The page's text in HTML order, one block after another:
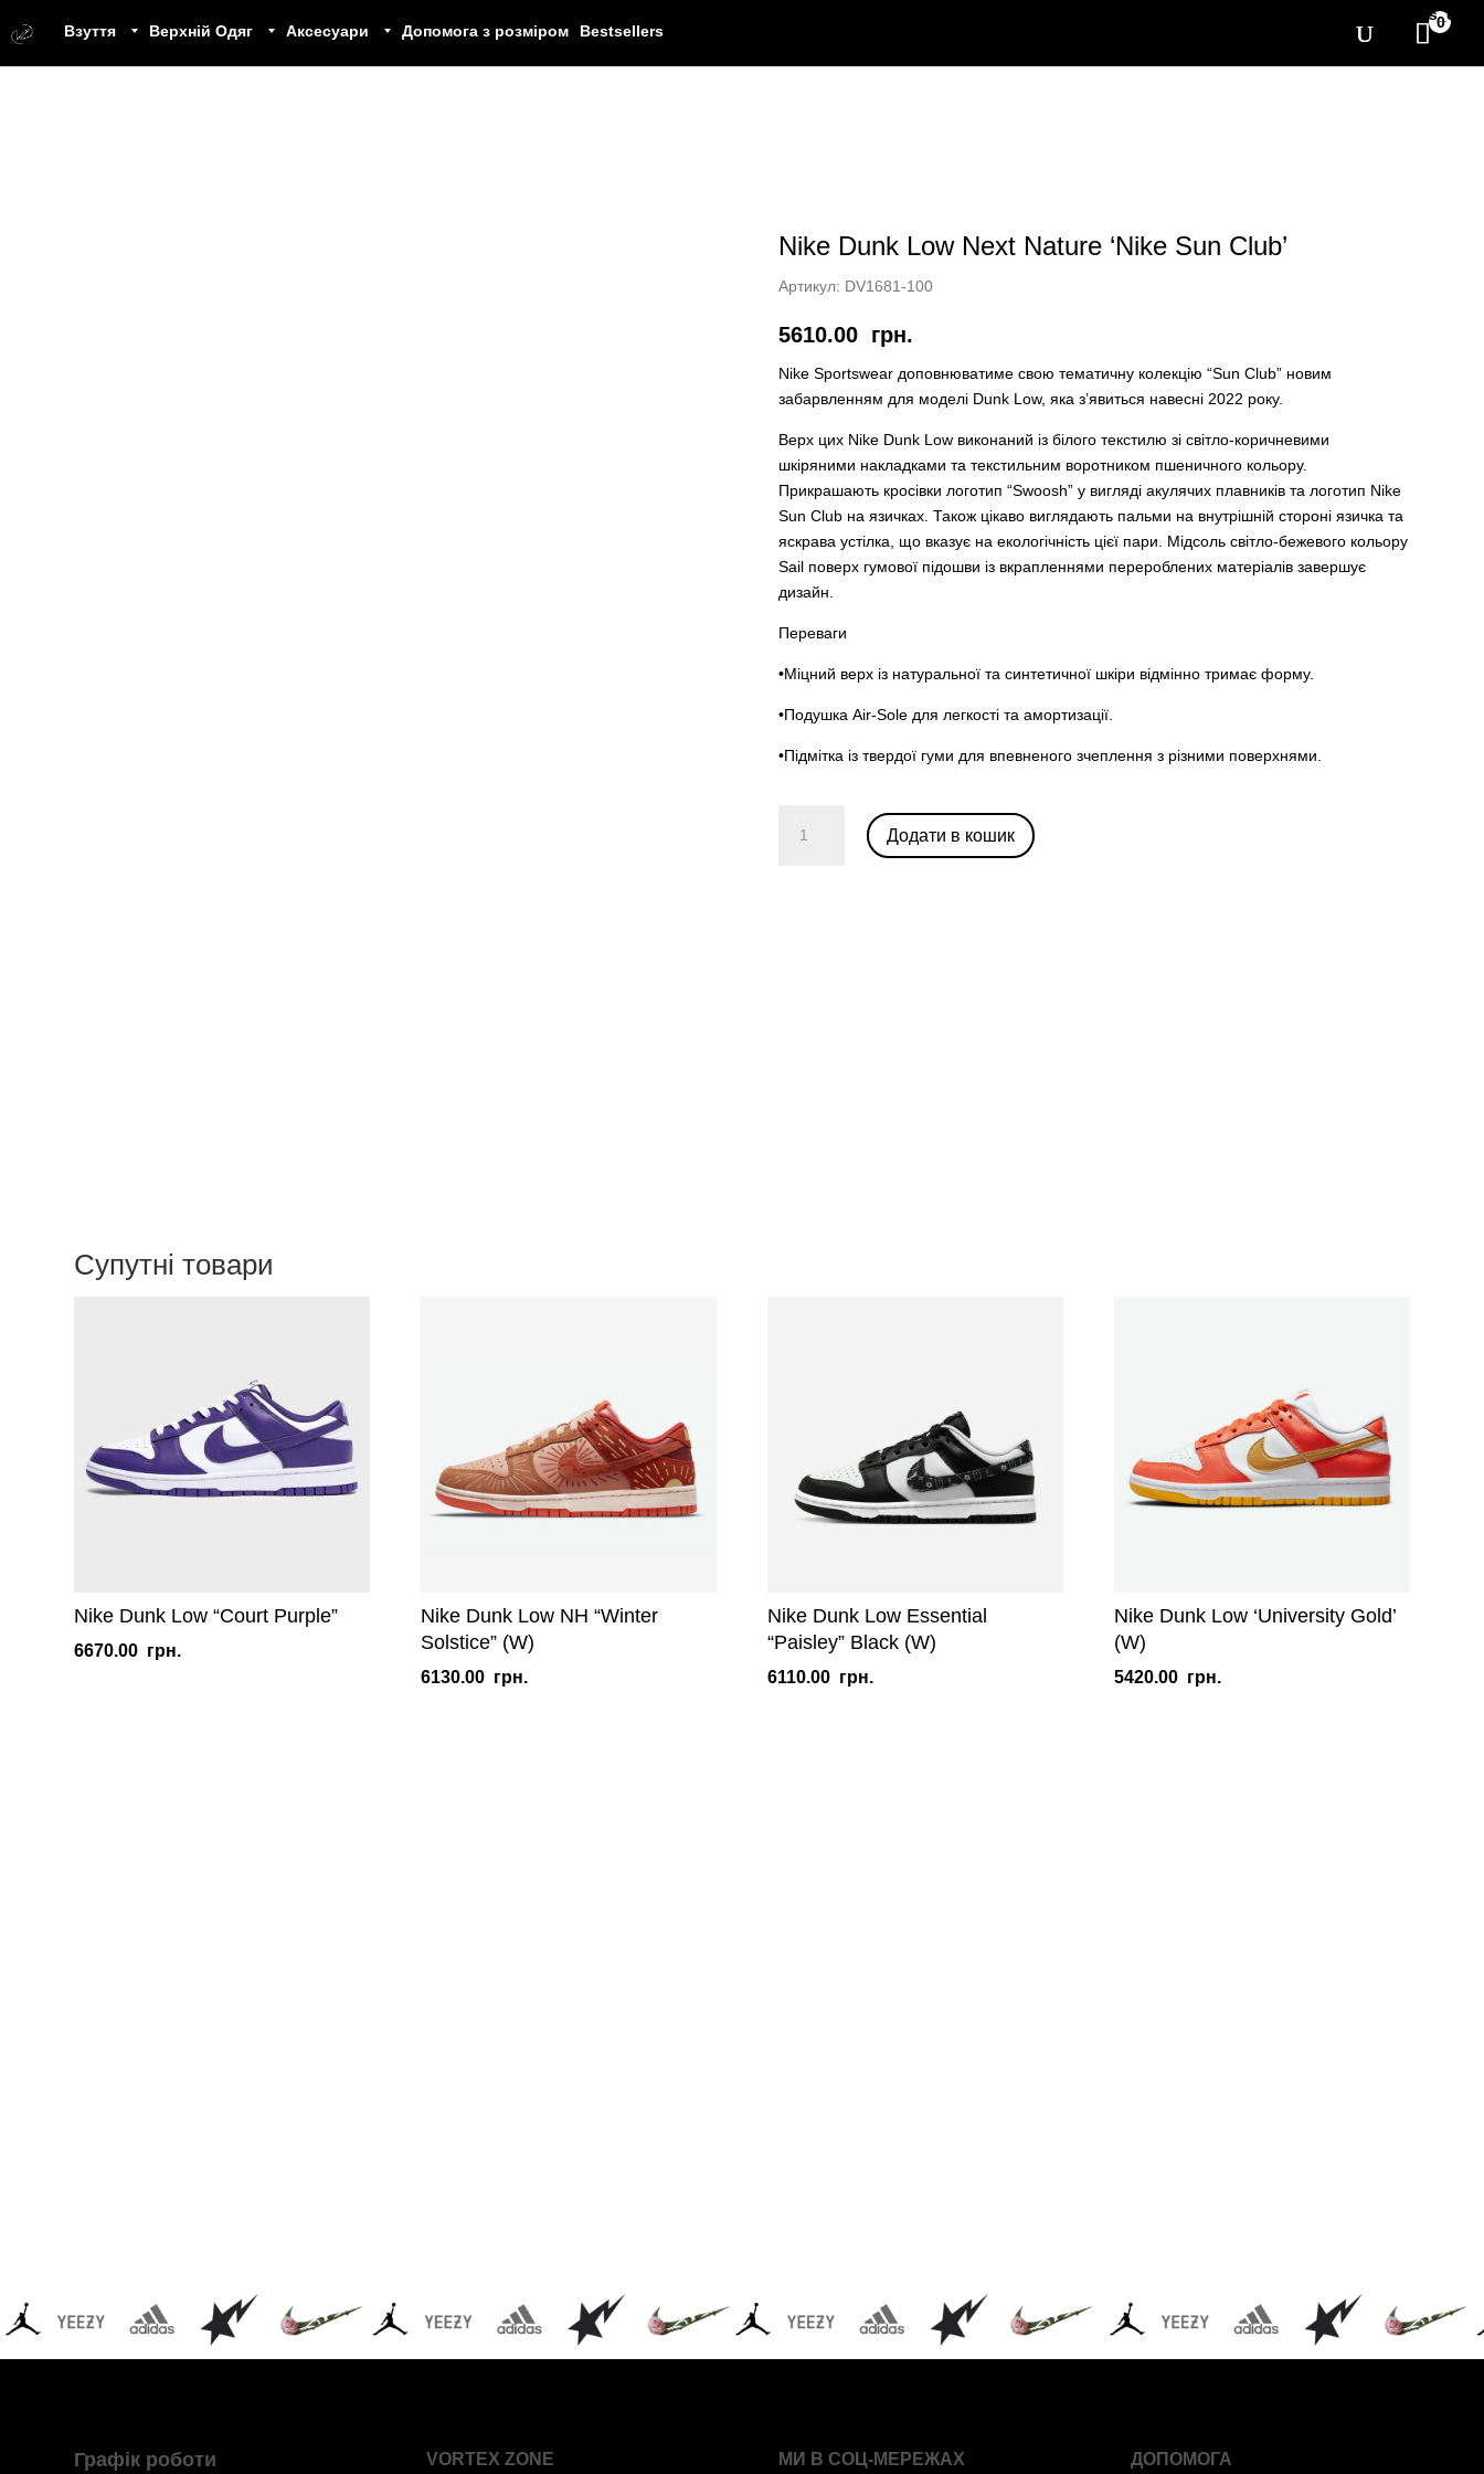
Взуття Верхній Одяг Аксесуари Допомога з розміром Bestsellers 0
Nike Dunk Low Next Nature ‘Nike Sun Club’
Артикул: DV1681-100
5610.00 грн.
Nike Sportswear доповнюватиме свою тематичну колекцію “Sun Club” новим
забарвленням для моделі Dunk Low, яка з’явиться навесні 2022 року.
Верх цих Nike Dunk Low виконаний із білого текстилю зі світло-коричневими
шкіряними накладками та текстильним воротником пшеничного кольору.
Прикрашають кросівки логотип “Swoosh” у вигляді акулячих плавників та логотип Nike
Sun Club на язичках. Також цікаво виглядають пальми на внутрішній стороні язичка та
яскрава устілка, що вказує на екологічність цієї пари. Мідсоль світло-бежевого кольору
Sail поверх гумової підошви із вкрапленнями перероблених матеріалів завершує
дизайн.
Переваги
•Міцний верх із натуральної та синтетичної шкіри відмінно тримає форму.
•Подушка Air-Sole для легкості та амортизації.
•Підмітка із твердої гуми для впевненого зчеплення з різними поверхнями.
Dunk
Додати в кошик
Супутні товари
Nike Dunk Low “Court Purple”
6670.00 грн.
Nike Dunk Low NH “Winter
Solstice” (W)
6130.00 грн.
Nike Dunk Low Essential
“Paisley” Black (W)
6110.00 грн.
Nike Dunk Low ‘University Gold’
(W)
5420.00 грн.
Графік роботи VORTEX ZONE МИ В СОЦ-МЕРЕЖАХ ДОПОМОГА